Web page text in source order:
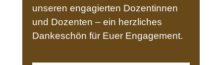
unseren engagierten Dozentinnen
und Dozenten – ein herzliches
Dankeschön für Euer Engagement.